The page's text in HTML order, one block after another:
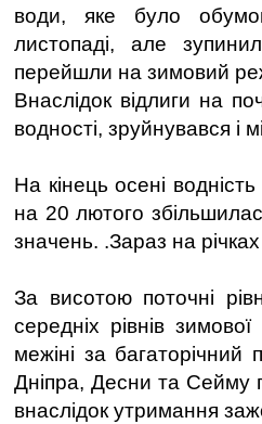
води, яке було
листопаді, але
перейшли на зимовий
Внаслідок відлиги на
водності, зруйнувався і
На кінець осені
на 20 лютого
значень. .Зараз на
За висотою поточні
середніх рівнів
межіні за
Дніпра, Десни та Сейму
внаслідок утримання